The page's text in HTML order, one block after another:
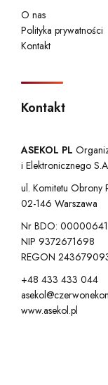
O nas
Polityka prywatności
Kontakt
Kontakt
ASEKOL PL
i Elektronicznego
ul. Komitetu Obrony
02-146 Warszawa
Nr BDO:
NIP 9372671698
REGON
+48 433 433 044
www.asekol.pl